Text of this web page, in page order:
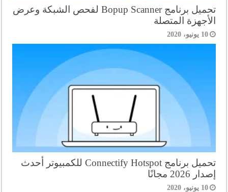
تحميل برنامج Bopup Scanner لفحص الشبكة وعرض
الأجهزة المتصلة
10 يونيو، 2020
تحميل برنامج Connectify Hotspot للكمبيوتر أحدث
إصدار 2026 مجانًا
10 يونيو، 2020